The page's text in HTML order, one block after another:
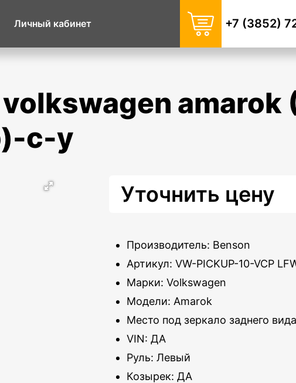
Личный кабинет +7 (3852)
c-y
Уточнить цену
Производитель: Benson
Артикул: VW-PICKUP-10-VCP
Марки: Volkswagen
Модели: Amarok
Место под зеркало заднего
VIN: ДА
Руль: Левый
Козырек: ДА